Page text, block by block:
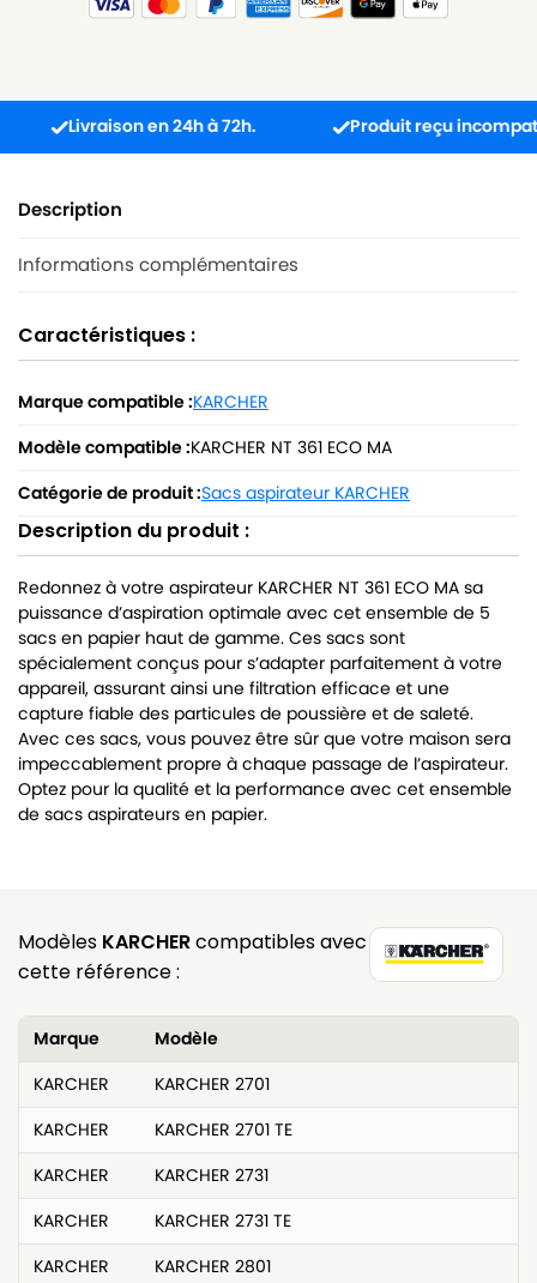
Livraison en 24h à 72h. Produit reçu incompatible
Description
Informations complémentaires
Caractéristiques :
Marque compatible :KARCHER
Modèle compatible :KARCHER NT 361 ECO MA
Catégorie de produit :Sacs aspirateur KARCHER
Description du produit :
Redonnez à votre aspirateur KARCHER NT 361 ECO MA sa
puissance d’aspiration optimale avec cet ensemble de 5
sacs en papier haut de gamme. Ces sacs sont
spécialement conçus pour s’adapter parfaitement à votre
appareil, assurant ainsi une filtration efficace et une
capture fiable des particules de poussière et de saleté.
Avec ces sacs, vous pouvez être sûr que votre maison sera
impeccablement propre à chaque passage de l’aspirateur.
Optez pour la qualité et la performance avec cet ensemble
de sacs aspirateurs en papier.
Modèles KARCHERcompatibles avec
cette référence :
Marque
Modèle
KARCHER
KARCHER 2701
KARCHER
KARCHER 2701 TE
KARCHER
KARCHER 2731
KARCHER
KARCHER 2731 TE
KARCHER
KARCHER 2801